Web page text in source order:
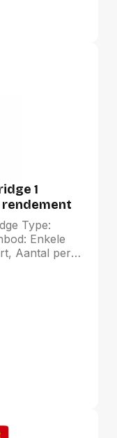
1
Type:
Enkele
Aantal per